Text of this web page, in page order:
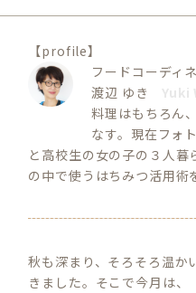
【profile】
フードコーディ
渡辺 ゆき
料理はもちろん
なす。現在フォ
と高校生の女の子の３人
の中で使うはちみつ活用術
秋も深まり、そろそろ温か
きました。そこで今月は、